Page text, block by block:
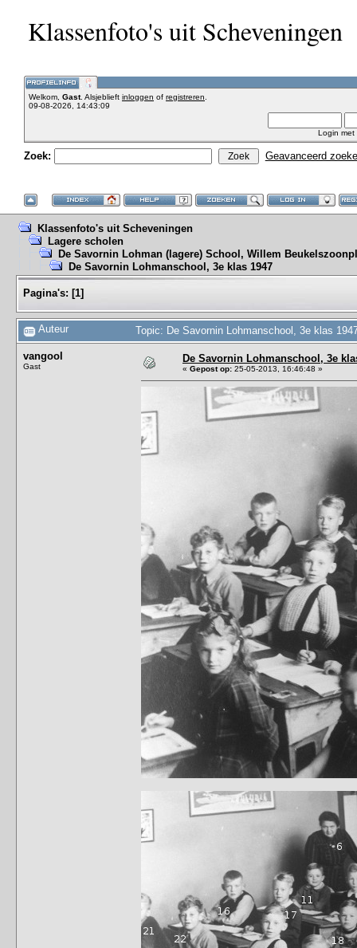
Klassenfoto's uit Scheveningen
Welkom, Gast. Alsjeblieft inloggen of registreren
09-08-2026, 14:43:09
Login met
Zoek: Geavanceerd
Klassenfoto's uit Scheveningen
Lagere scholen
De Savornin Lohman (lagere) School, Willem
De Savornin Lohmanschool, 3e klas 1947
Pagina's: [1]
Auteur Topic: De Savornin Lohmanschool, 3e klas
vangool
Gast
De Savornin Lohmanschool, 3e
« Gepost op: 25-05-2013, 16:46:48 »